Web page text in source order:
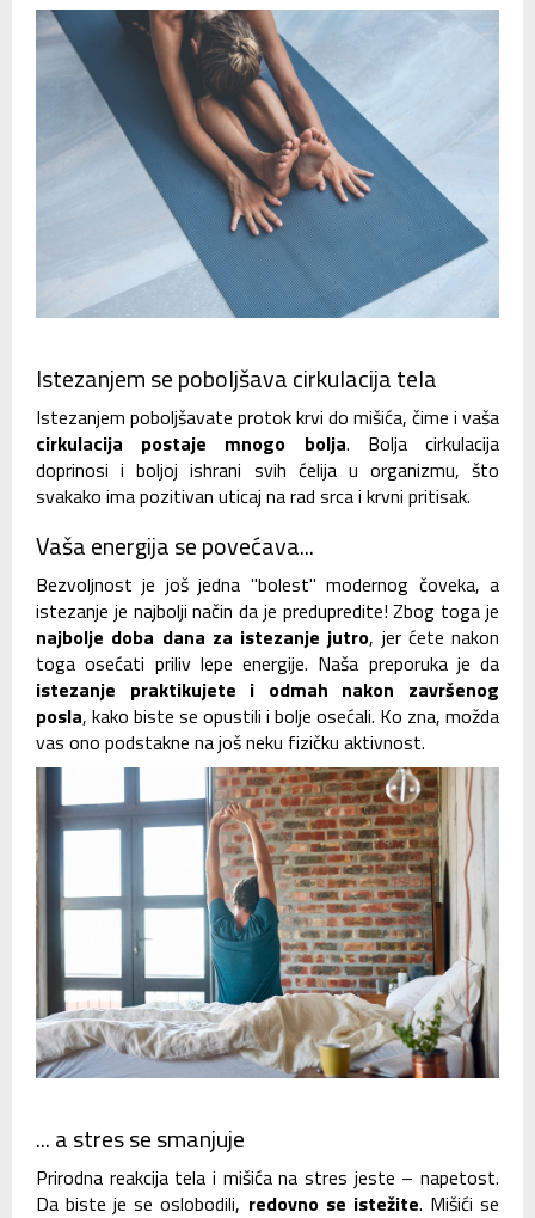
Istezanjem se poboljšava cirkulacija tela
Istezanjem poboljšavate protok krvi do mišića, čime i vaša
cirkulacija postaje mnogo bolja. Bolja cirkulacija
doprinosi i boljoj ishrani svih ćelija u organizmu, što
svakako ima pozitivan uticaj na rad srca i krvni pritisak.
Vaša energija se povećava...
Bezvoljnost je još jedna "bolest" modernog čoveka, a
istezanje je najbolji način da je predupredite! Zbog toga je
najbolje doba dana za istezanje jutro, jer ćete nakon
toga osećati priliv lepe energije. Naša preporuka je da
istezanje praktikujete i odmah nakon završenog
posla, kako biste se opustili i bolje osećali. Ko zna, možda
vas ono podstakne na još neku fizičku aktivnost.
... a stres se smanjuje
Prirodna reakcija tela i mišića na stres jeste – napetost.
Da biste je se oslobodili, redovno se istežite. Mišići se